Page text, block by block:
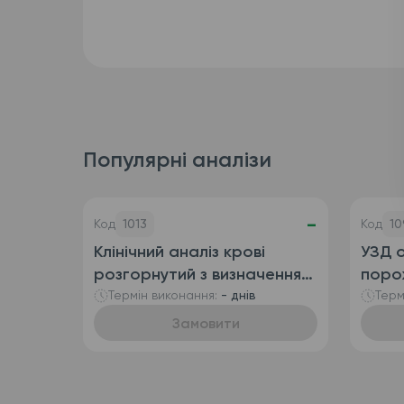
Популярні аналізи
Код 1013 -
Клінічний аналіз крові
розгорнутий з визначенням
ретикулоцитів
(автоматизований + ручна
Термін виконання: - днів
Замовити
Код
УЗД